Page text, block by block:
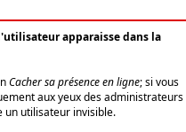
apparaisse dans la
Cacher sa présence en ligne; si vous
aux yeux des administrateurs
un utilisateur invisible.